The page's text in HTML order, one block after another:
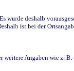
wurde deshalb
ist bei der
Angaben wie z.